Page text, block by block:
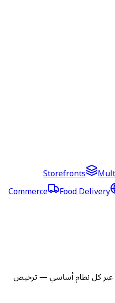
Storefronts
Commerce
Food Delivery
عبر كل نظام أساسي — ترخيص